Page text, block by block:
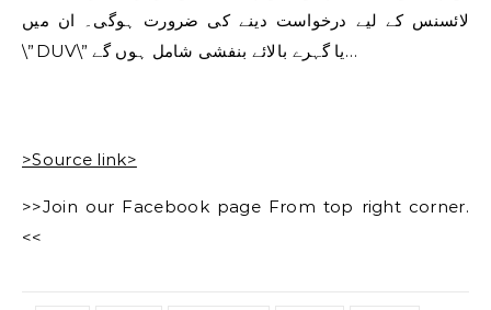
لائسنس کے لیے درخواست دینے کی ضرورت ہوگی۔ ان میں
\”DUV\” یا گہرے بالائے بنفشی شامل ہوں گے…
>Source link>
>>Join our Facebook page From top right corner.
<<